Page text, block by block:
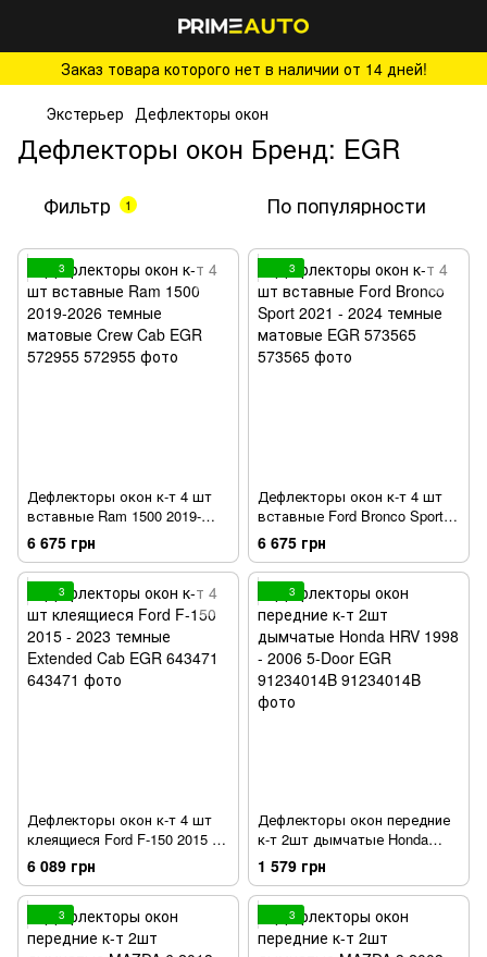
Заказ товара которого нет в наличии от 14 дней!
Экстерьер Дефлекторы окон
Дефлекторы окон Бренд: EGR
Фильтр 1 По популярности
3
Дефлекторы окон к-т 4 шт
вставные Ram 1500 2019-
2026 темные матовые Crew
Cab EGR 572955
6 675 грн
3
Дефлекторы окон к-т 4 шт
вставные Ford Bronco Sport
2021 - 2024 темные матовые
EGR 573565
6 675 грн
3
Дефлекторы окон к-т 4 шт
клеящиеся Ford F-150 2015 -
2023 темные Extended Cab
EGR 643471
6 089 грн
3
Дефлекторы окон передние
к-т 2шт дымчатые Honda
HRV 1998 - 2006 5-Door EGR
91234014B
1 579 грн
3 3